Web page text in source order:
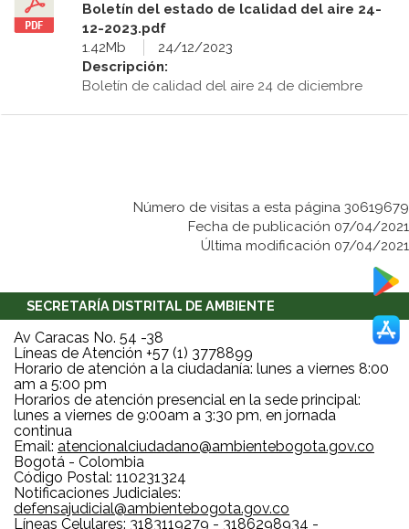
Boletín del estado de lcalidad del aire 24-
12-2023.pdf
1.42Mb
24/12/2023
Descripción:
Boletín de calidad del aire 24 de diciembre
Número de visitas a esta página 30619679
Fecha de publicación 07/04/2021
Última modificación 07/04/2021
SECRETARÍA DISTRITAL DE AMBIENTE
Av Caracas No. 54 -38
Líneas de Atención +57 (1) 3778899
Horario de atención a la ciudadanía: lunes a viernes 8:00
am a 5:00 pm
Horarios de atención presencial en la sede principal:
lunes a viernes de 9:00am a 3:30 pm, en jornada
continua
Email: atencionalciudadano@ambientebogota.gov.co
Bogotá - Colombia
Código Postal: 110231324
Notificaciones Judiciales:
defensajudicial@ambientebogota.gov.co
Líneas Celulares: 3183119279 - 3186298934 -